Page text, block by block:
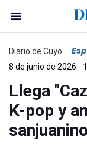
Diario de Cuyo
8 de junio de 2026 -
Llega
K-pop y
sanjuanino